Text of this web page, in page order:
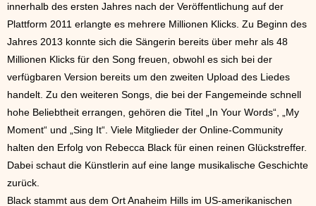
innerhalb des ersten Jahres nach der Veröffentlichung auf der
Plattform 2011 erlangte es mehrere Millionen Klicks. Zu Beginn des
Jahres 2013 konnte sich die Sängerin bereits über mehr als 48
Millionen Klicks für den Song freuen, obwohl es sich bei der
verfügbaren Version bereits um den zweiten Upload des Liedes
handelt. Zu den weiteren Songs, die bei der Fangemeinde schnell
hohe Beliebtheit errangen, gehören die Titel „In Your Words“, „My
Moment“ und „Sing It“. Viele Mitglieder der Online-Community
halten den Erfolg von Rebecca Black für einen reinen Glückstreffer.
Dabei schaut die Künstlerin auf eine lange musikalische Geschichte
zurück.
Black stammt aus dem Ort Anaheim Hills im US-amerikanischen